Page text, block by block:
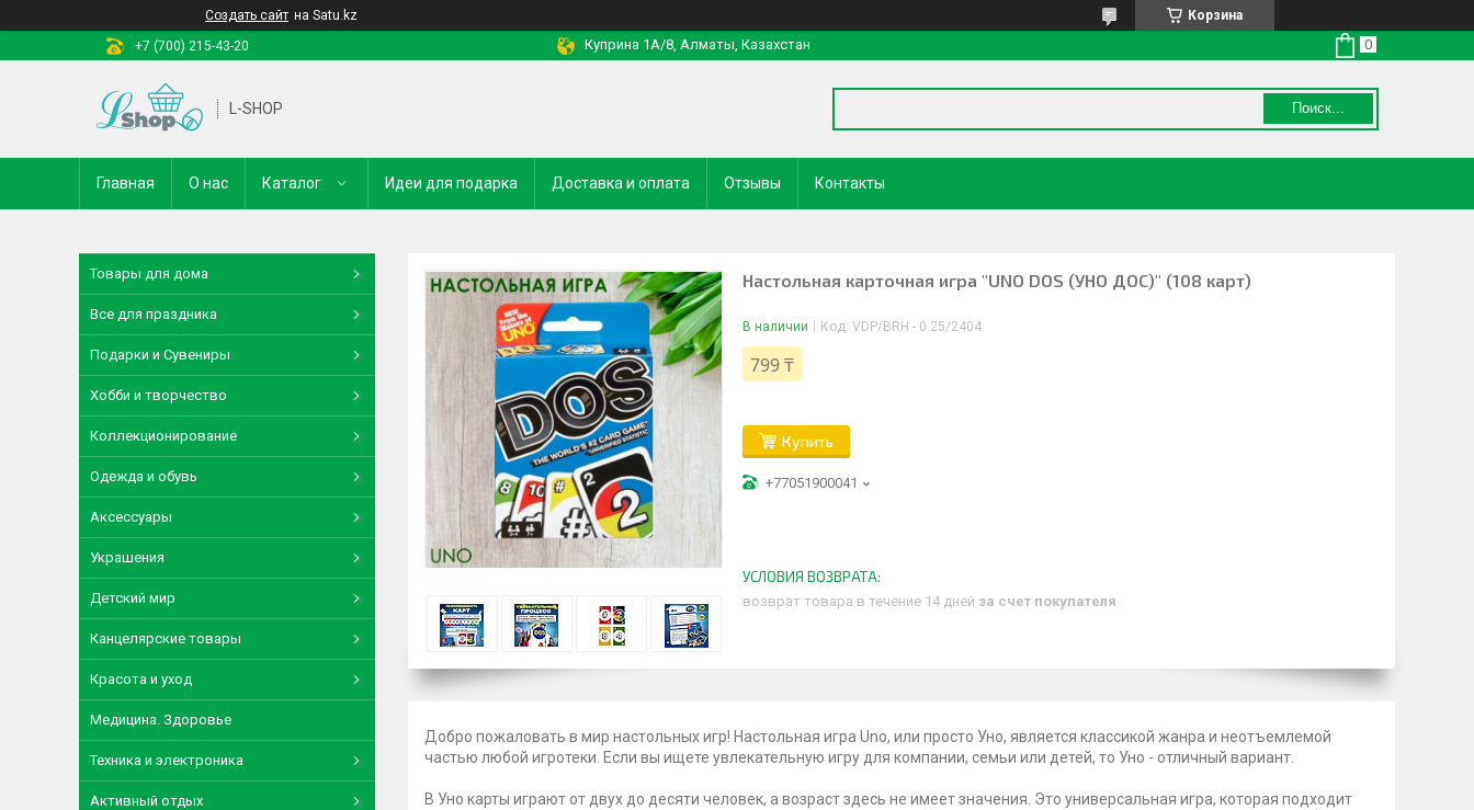
Создать сайт на Satu.kz
Корзина
+7 (700) 215-43-20
Куприна 1A/8, Алматы, Казахстан
L-SHOP Поиск...
Главная О нас Каталог Идеи для подарка Доставка и оплата Отзывы Контакты
Настольная карточная игра "UNO DOS (УНО ДОС)" (108 карт)
В наличии Код: VDP/BRH - 0.25/2404
799 ₸
Купить
+77051900041
возврат товара в течение 14 дней за счет покупателя
Добро пожаловать в мир настольных игр! Настольная игра Uno, или просто Уно, является классикой жанра и неотъемлемой
частью любой игротеки. Если вы ищете увлекательную игру для компании, семьи или детей, то Уно - отличный вариант.
В Уно карты играют от двух до десяти человек, а возраст здесь не имеет значения. Это универсальная игра, которая подходит
Товары для дома
Все для праздника
Подарки и Сувениры
Хобби и творчество
Коллекционирование
Одежда и обувь
Аксессуары
Украшения
Детский мир
Канцелярские товары
Красота и уход
Медицина. Здоровье
Техника и электроника
Активный отдых